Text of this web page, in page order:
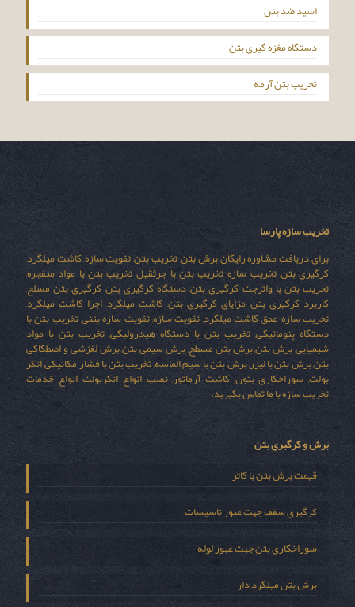
اسید ضد بتن
دستگاه مغزه گیری بتن
تخریب بتن آرمه
تخریب سازه پارسا
برای دریافت مشاوره رایگان برش بتن, تخریب بتن, تقویت سازه, کاشت میلگرد,
کرگیری بتن, تخریب سازه, تخریب بتن با جرثقیل, تخریب بتن با مواد منفجره,
تخریب بتن با واترجت, کرگیری بتن, دستگاه کرگیری بتن, کرگیری بتن مسلح,
کاربرد کرگیری بتن, مزایای کرگیری بتن, کاشت میلگرد, اجرا کاشت میلگرد,
تخریب سازه, عمق کاشت میلگرد, تقویت سازه, تقویت سازه بتنی, تخریب بتن با
دستگاه پنوماتیکی, تخریب بتن با دستگاه هیدرولیکی, تخریب بتن با مواد
شیمیایی, برش بتن, برش بتن مسطح, برش سیمی بتن, برش لغزشی و اصطکاکی
بتن, برش بتن با لیزر, برش بتن با سیم الماسه, تخریب بتن با فشار مکانیکی, انکر
بولت, سوراخکاری بتون, کاشت آرماتور, نصب انواع انکربولت, انواع خدمات
تخریب سازه با ما تماس بگیرید.
برش و کرگیری بتن
قیمت برش بتن با کاتر
کرگیری سقف جهت عبور تاسیسات
سوراخکاری بتن جهت عبور لوله
برش بتن میلگرد دار